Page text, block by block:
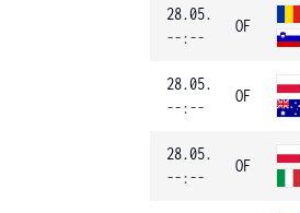
28.05.
--:--
OF
28.05.
--:--
OF
28.05.
--:--
OF